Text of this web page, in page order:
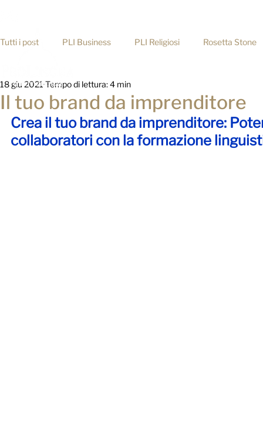
Tutti i post PLI Business PLI Religiosi Rosetta Stone
Consigli pratici
Il tuo brand da imprenditore
18 giu 2021 Tempo di lettura: 4 min
Crea il tuo brand da imprenditore:
collaboratori con la formazione